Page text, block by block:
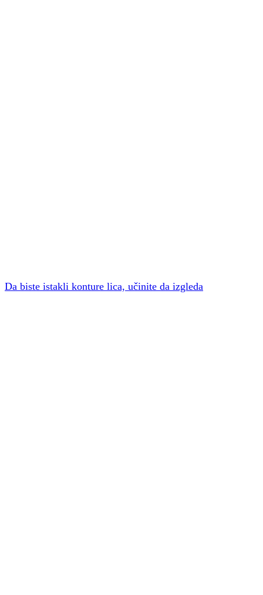
Da biste istakli konture lica, učinite da izgleda